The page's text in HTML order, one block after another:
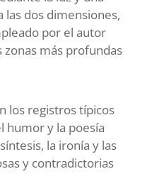
las dos dimensiones,
por el autor
más profundas
los registros típicos
humor y la poesía
la ironía y las
y contradictorias